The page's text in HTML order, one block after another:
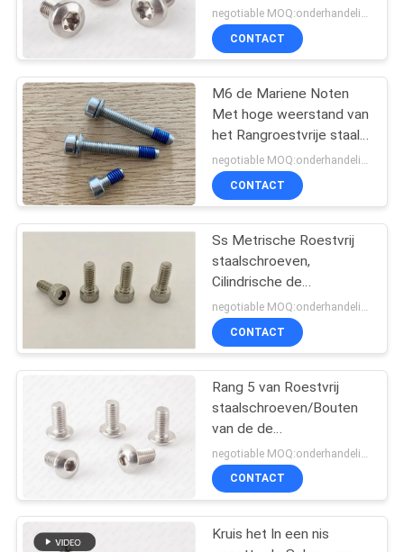
Industriële Ronde
Hoofdschroeven
negotiable MOQ:onderhandelingen
CONTACT
M6 de Mariene Noten
Met hoge weerstand van
het Rangroestvrije staal -
en - de Kasten van de
boutendraad
CONTACT
Ss Metrische Roestvrij
staalschroeven,
Cilindrische de
Boutenprecisie van de
Roestvrij
staalcontactdoos GLB
CONTACT
Rang 5 van Roestvrij
staalschroeven/Bouten
van de de
Aandrijvingscontactdoos
van de Flenshexuitdraai
de Knoophoofd
CONTACT
Kruis het In een nis